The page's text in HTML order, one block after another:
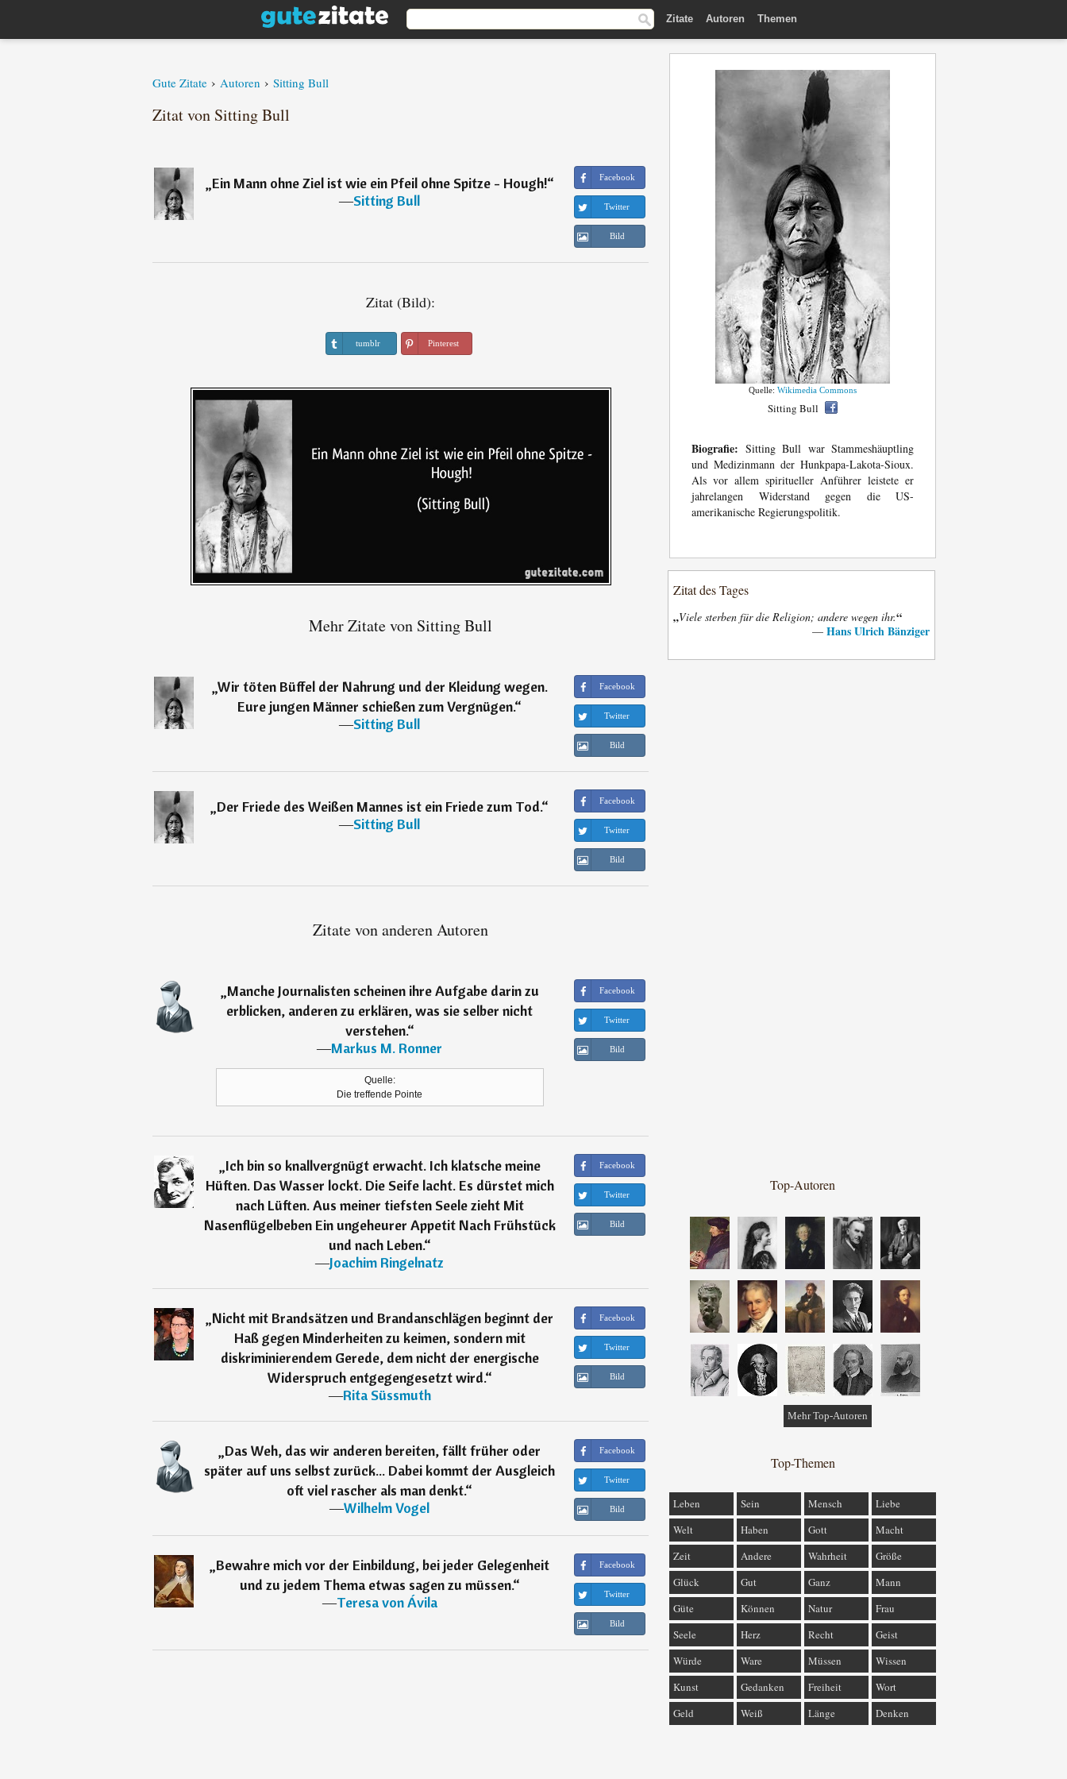
Zitate Autoren Themen
Gute Zitate › Autoren › Sitting Bull
Zitat von Sitting Bull
„Ein Mann ohne Ziel ist wie ein Pfeil ohne Spitze - Hough!“
―Sitting Bull
Facebook
Twitter
Bild
Zitat (Bild):
tumblr Pinterest
Mehr Zitate von Sitting Bull
„Wir töten Büffel der Nahrung und der Kleidung wegen.
Eure jungen Männer schießen zum Vergnügen.“
―Sitting Bull
Facebook
Twitter
Bild
„Der Friede des Weißen Mannes ist ein Friede zum Tod.“
―Sitting Bull
Facebook
Twitter
Bild
Zitate von anderen Autoren
„Manche Journalisten scheinen ihre Aufgabe darin zu
erblicken, anderen zu erklären, was sie selber nicht
verstehen.“
―Markus M. Ronner
Quelle:
Die treffende Pointe
Facebook
Twitter
Bild
„Ich bin so knallvergnügt erwacht. Ich klatsche meine
Hüften. Das Wasser lockt. Die Seife lacht. Es dürstet mich
nach Lüften. Aus meiner tiefsten Seele zieht Mit
Nasenflügelbeben Ein ungeheurer Appetit Nach Frühstück
und nach Leben.“
―Joachim Ringelnatz
Facebook
Twitter
Bild
„Nicht mit Brandsätzen und Brandanschlägen beginnt der
Haß gegen Minderheiten zu keimen, sondern mit
diskriminierendem Gerede, dem nicht der energische
Widerspruch entgegengesetzt wird.“
―Rita Süssmuth
Facebook
Twitter
Bild
„Das Weh, das wir anderen bereiten, fällt früher oder
später auf uns selbst zurück... Dabei kommt der Ausgleich
oft viel rascher als man denkt.“
―Wilhelm Vogel
Facebook
Twitter
Bild
„Bewahre mich vor der Einbildung, bei jeder Gelegenheit
und zu jedem Thema etwas sagen zu müssen.“
―Teresa von Ávila
Facebook
Twitter
Bild
Quelle: Wikimedia Commons
Sitting Bull
Biografie: Sitting Bull war Stammeshäuptling
und Medizinmann der Hunkpapa-Lakota-Sioux.
Als vor allem spiritueller Anführer leistete er
jahrelangen Widerstand gegen die US-
amerikanische Regierungspolitik.
Zitat des Tages
„Viele sterben für die Religion; andere wegen ihr.“
— Hans Ulrich Bänziger
Top-Autoren
Mehr Top-Autoren
Top-Themen
Leben Sein Mensch
Liebe
Welt
Haben Gott
Macht
Zeit
Andere Wahrheit
Größe
Glück
Gut Ganz
Mann
Güte
Können Natur
Frau
Seele
Herz Recht
Geist
Würde
Ware Müssen
Wissen
Kunst
Gedanken Freiheit
Wort
Geld
Weiß Länge Denken